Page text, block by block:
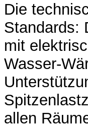
Die
Standards:
mit
Wasser-
allen